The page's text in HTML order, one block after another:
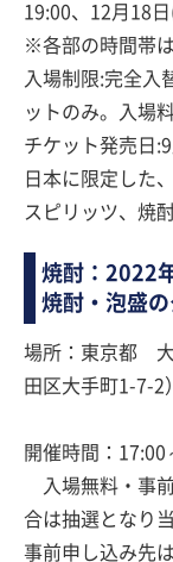
19:00、12月18
※各部の時間帯
入場制限:完全入
ットのみ。入場
チケット発売日
日本に限定した
スピリッツ、焼
焼酎：2022
焼酎・泡盛の
場所：東京都 大
田区大手町1-7-2）
開催時間：17:00
入場無料・事
合は抽選となり
事前申し込み先